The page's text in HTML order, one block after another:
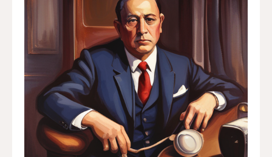
水曜会
診療案内
Contents